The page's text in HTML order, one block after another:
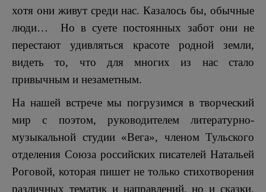
хотя они живут среди нас. Казалось бы, обычные
люди… Но в суете постоянных забот они не
перестают удивляться красоте родной земли,
видеть то, что для многих из нас стало
привычным и незаметным.
На нашей встрече мы погрузимся в творческий
мир с поэтом, руководителем литературно-
музыкальной студии «Вега», членом Тульского
отделения Союза российских писателей Натальей
Роговой, которая пишет не только стихотворения
различных тематик и направлений, но и сказки.